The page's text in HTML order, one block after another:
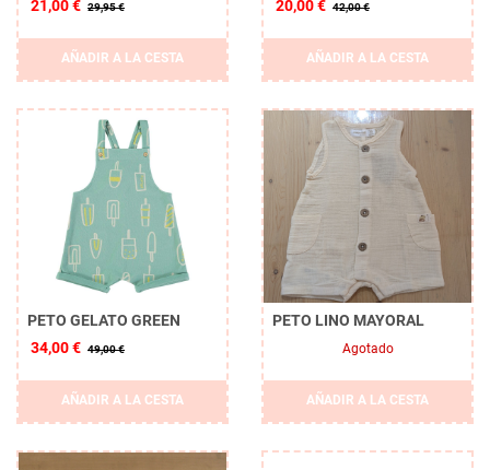
21,00 € 29,95 €
AÑADIR A LA CESTA
20,00 € 42,00 €
AÑADIR A LA CESTA
PETO GELATO GREEN
34,00 € 49,00 €
AÑADIR A LA CESTA
PETO LINO MAYORAL
Agotado
AÑADIR A LA CESTA